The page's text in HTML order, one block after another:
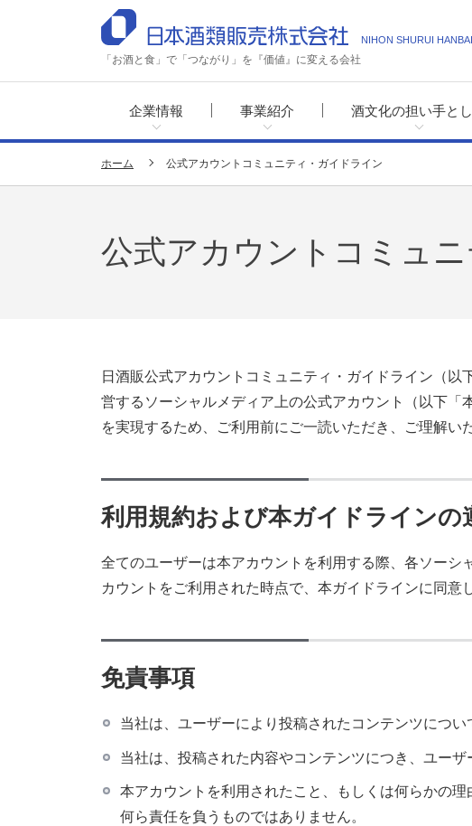
NIHON SHURUI
「お酒と食」で「つながり」を『価値』に変える会社
企業情報 事業紹介 酒文化の担い手と
ホーム 公式アカウントコミュニティ・ガイドライン
公式アカウントコミュ
日酒販公式アカウントコミュニティ・ガイドライン（
営するソーシャルメディア上の公式アカウント（以下
を実現するため、ご利用前にご一読いただき、ご理解い
利用規約および本ガイドラインの
全てのユーザーは本アカウントを利用する際、各ソー
カウントをご利用された時点で、本ガイドラインに同意
免責事項
当社は、ユーザーにより投稿されたコンテンツについ
当社は、投稿された内容やコンテンツにつき、ユー
本アカウントを利用されたこと、もしくは何らかの
何ら責任を負うものではありません。